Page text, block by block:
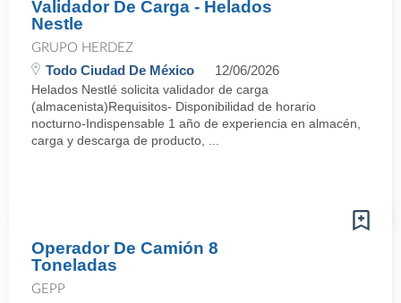
Validador De Carga - Helados
Nestle
GRUPO HERDEZ
Todo Ciudad De México 12/06/2026
Helados Nestlé solicita validador de carga
(almacenista)Requisitos- Disponibilidad de horario
nocturno-Indispensable 1 año de experiencia en almacén,
carga y descarga de producto, ...
Operador De Camión 8
Toneladas
GEPP